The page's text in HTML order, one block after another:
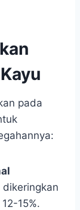
pada
dikeringkan
15%.